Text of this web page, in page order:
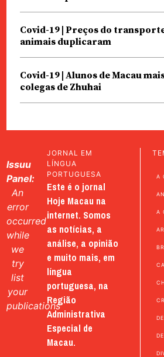
Covid-19 | Preços do
animais duplicaram
Covid-19 | Alunos de Macau
colegas de Zhuhai
Issuu
Panel:
An
error
occurred
while
we
try
list
your
publications
JORNAL EM
LÍNGUA
PORTUGUESA
Este é o jornal
Hoje Macau na
internet. Somos
as notícias, a
análise, a opinião
e muito mais, em
língua
portuguesa, na
Região
Administrativa
Especial de
Macau.
A
A